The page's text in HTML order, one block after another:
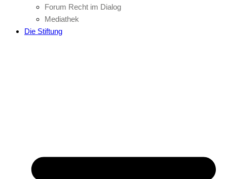
Forum Recht im Dialog
Mediathek
Die Stiftung